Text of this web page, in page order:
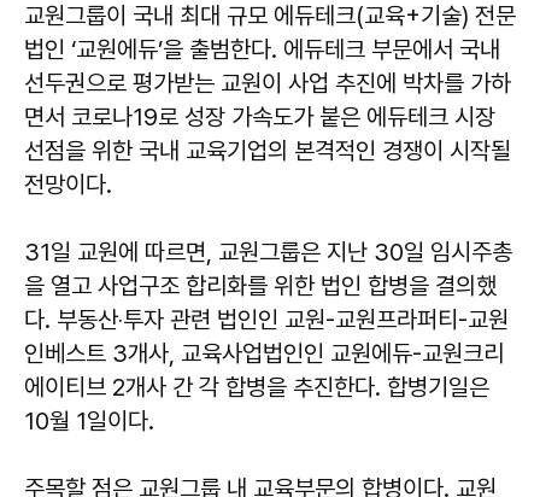
교원그룹이 국내 최대 규모 에듀테크(교육+기술) 전문
법인 ‘교원에듀’을 출범한다. 에듀테크 부문에서 국내
선두권으로 평가받는 교원이 사업 추진에 박차를 가하
면서 코로나19로 성장 가속도가 붙은 에듀테크 시장
선점을 위한 국내 교육기업의 본격적인 경쟁이 시작될
전망이다.
31일 교원에 따르면, 교원그룹은 지난 30일 임시주총
을 열고 사업구조 합리화를 위한 법인 합병을 결의했
다. 부동산‧투자 관련 법인인 교원-교원프라퍼티-교원
인베스트 3개사, 교육사업법인인 교원에듀-교원크리
에이티브 2개사 간 각 합병을 추진한다. 합병기일은
10월 1일이다.
주목할 점은 교원그룹 내 교육부문의 합병이다. 교원